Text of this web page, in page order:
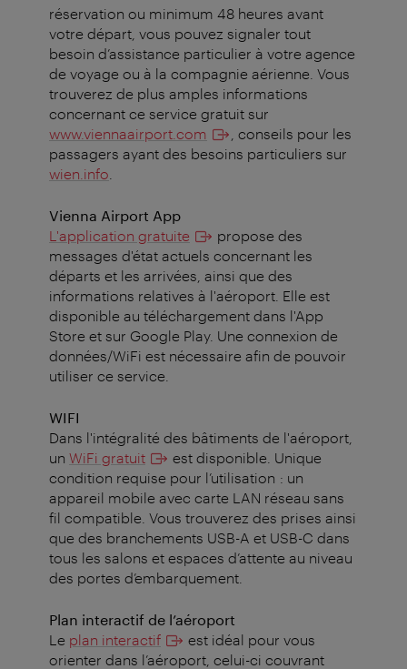
réservation ou minimum 48 heures avant
votre départ, vous pouvez signaler tout
besoin d’assistance particulier à votre agence
de voyage ou à la compagnie aérienne. Vous
trouverez de plus amples informations
concernant ce service gratuit sur
www.viennaairport.com
, conseils pour les
passagers ayant des besoins particuliers sur
wien.info
Vienna Airport App
L'application gratuite
propose des
messages d'état actuels concernant les
départs et les arrivées, ainsi que des
informations relatives à l'aéroport. Elle est
disponible au téléchargement dans l'App
Store et sur Google Play. Une connexion de
données/WiFi est nécessaire afin de pouvoir
utiliser ce service.
WIFI
Dans l'intégralité des bâtiments de l'aéroport,
un WiFi gratuit
est disponible. Unique
condition requise pour l’utilisation : un
appareil mobile avec carte LAN réseau sans
fil compatible. Vous trouverez des prises ainsi
que des branchements USB-A et USB-C dans
tous les salons et espaces d’attente au niveau
des portes d’embarquement.
Plan interactif de l’aéroport
Le plan interactif
est idéal pour vous
orienter dans l’aéroport, celui-ci couvrant